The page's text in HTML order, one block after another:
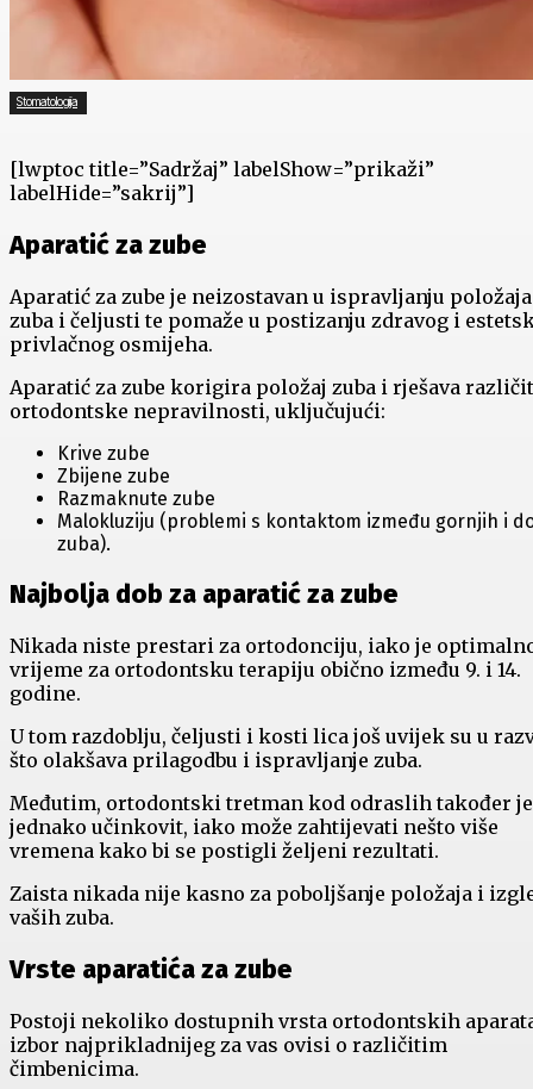
Stomatologija
[lwptoc title=”Sadržaj” labelShow=”prikaži”
labelHide=”sakrij”]
Aparatić za zube
Aparatić za zube je neizostavan u ispravljanju položaja
zuba i čeljusti te pomaže u postizanju zdravog i
privlačnog osmijeha.
Aparatić za zube korigira položaj zuba i rješava
ortodontske nepravilnosti, uključujući:
Krive zube
Zbijene zube
Razmaknute zube
Malokluziju (problemi s kontaktom između gornjih i
zuba).
Najbolja dob za aparatić za zube
Nikada niste prestari za ortodonciju, iako je
vrijeme za ortodontsku terapiju obično između 9. i 14.
godine.
U tom razdoblju, čeljusti i kosti lica još uvijek su u
što olakšava prilagodbu i ispravljanje zuba.
Međutim, ortodontski tretman kod odraslih također je
jednako učinkovit, iako može zahtijevati nešto više
vremena kako bi se postigli željeni rezultati.
Zaista nikada nije kasno za poboljšanje položaja i
vaših zuba.
Vrste aparatića za zube
Postoji nekoliko dostupnih vrsta ortodontskih
izbor najprikladnijeg za vas ovisi o različitim
čimbenicima.